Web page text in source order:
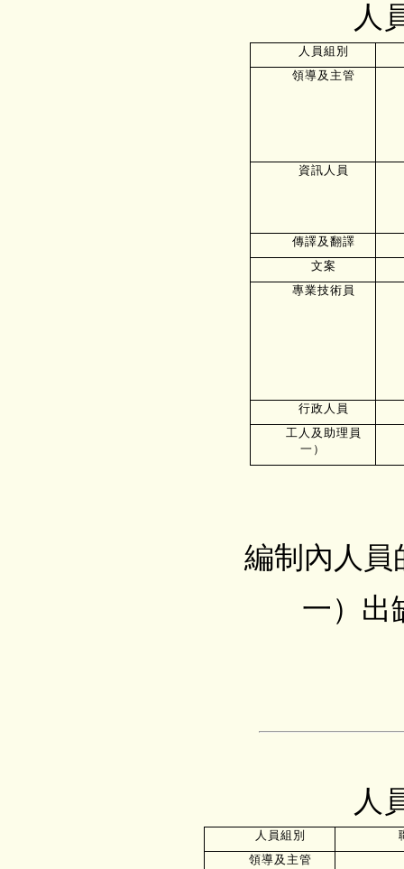
人
人員組別
領導及主管
資訊人員
傳譯及翻譯
文案
專業技術員
行政人員
工人及助理員
一）
編制內人員
一）出
人
人員組別
領導及主管